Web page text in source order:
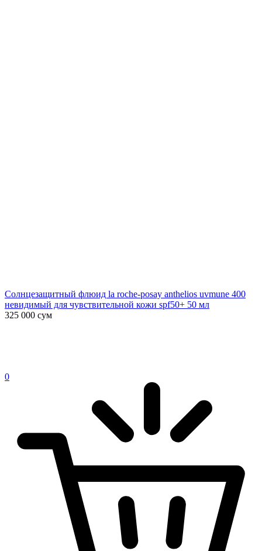
Солнцезащитный флюид la roche-posay anthelios uvmune 400
невидимый для чувствительной кожи spf50+ 50 мл
325 000 сум
0